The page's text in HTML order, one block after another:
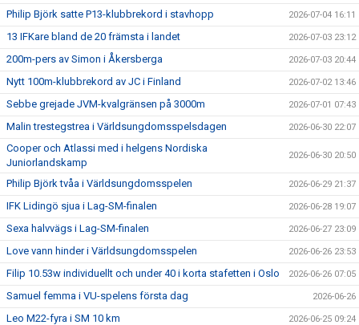
Philip Björk satte P13-klubbrekord i stavhopp 2026-07-04 16:11
13 IFKare bland de 20 främsta i landet 2026-07-03 23:12
200m-pers av Simon i Åkersberga 2026-07-03 20:44
Nytt 100m-klubbrekord av JC i Finland 2026-07-02 13:46
Sebbe grejade JVM-kvalgränsen på 3000m 2026-07-01 07:43
Malin trestegstrea i Världsungdomsspelsdagen 2026-06-30 22:07
Cooper och Atlassi med i helgens Nordiska
Juniorlandskamp
2026-06-30 20:50
Philip Björk tvåa i Världsungdomsspelen 2026-06-29 21:37
IFK Lidingö sjua i Lag-SM-finalen 2026-06-28 19:07
Sexa halvvägs i Lag-SM-finalen 2026-06-27 23:09
Love vann hinder i Världsungdomsspelen 2026-06-26 23:53
Filip 10.53w individuellt och under 40 i korta stafetten i Oslo 2026-06-26 07:05
Samuel femma i VU-spelens första dag 2026-06-26
Leo M22-fyra i SM 10 km 2026-06-25 09:24